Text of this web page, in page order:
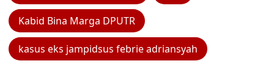
Kabid Bina Marga DPUTR
kasus eks jampidsus febrie adriansyah